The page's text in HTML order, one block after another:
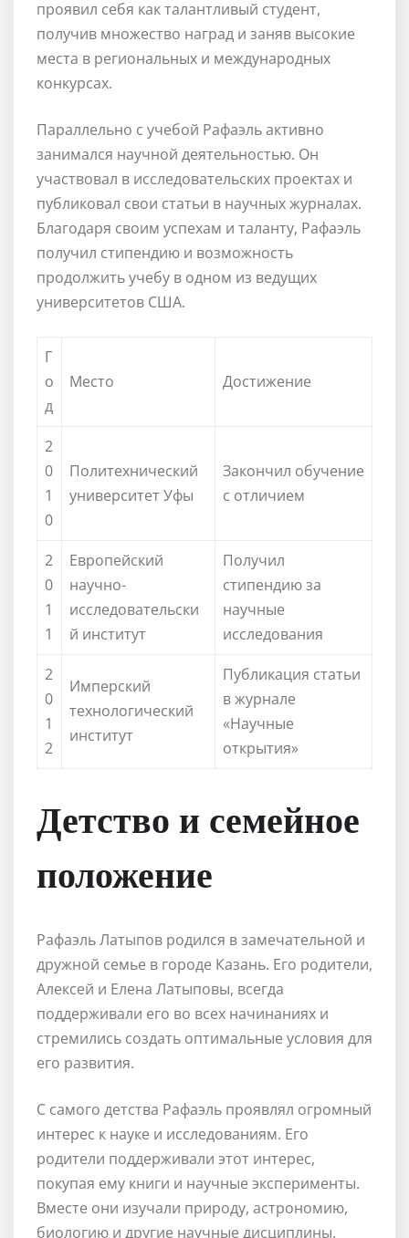
проявил себя как талантливый студент,
получив множество наград и заняв высокие
места в региональных и международных
конкурсах.
Параллельно с учебой Рафаэль активно
занимался научной деятельностью. Он
участвовал в исследовательских проектах и
публиковал свои статьи в научных журналах.
Благодаря своим успехам и таланту, Рафаэль
получил стипендию и возможность
продолжить учебу в одном из ведущих
университетов США.
Г
о
д
Место Достижение
2
0
1
0
Политехнический
университет Уфы
Закончил обучение
с отличием
2
0
1
1
Европейский
научно-
исследовательски
й институт
Получил
стипендию за
научные
исследования
2
0
1
2
Имперский
технологический
институт
Публикация статьи
в журнале
«Научные
открытия»
Детство и семейное
положение
Рафаэль Латыпов родился в замечательной и
дружной семье в городе Казань. Его родители,
Алексей и Елена Латыповы, всегда
поддерживали его во всех начинаниях и
стремились создать оптимальные условия для
его развития.
С самого детства Рафаэль проявлял огромный
интерес к науке и исследованиям. Его
родители поддерживали этот интерес,
покупая ему книги и научные эксперименты.
Вместе они изучали природу, астрономию,
биологию и другие научные дисциплины.